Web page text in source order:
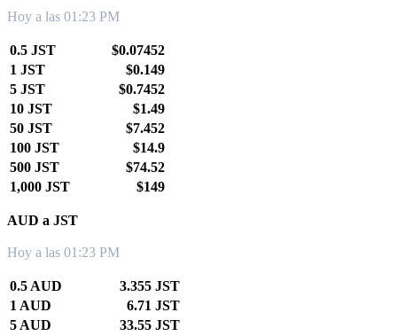
Hoy a las 01:23 PM
0.5 JST
$0.07452
1 JST
$0.149
5 JST
$0.7452
10 JST
$1.49
50 JST
$7.452
100 JST
$14.9
500 JST
$74.52
1,000 JST
$149
AUD a JST
Hoy a las 01:23 PM
0.5 AUD
3.355 JST
1 AUD
6.71 JST
5 AUD
33.55 JST